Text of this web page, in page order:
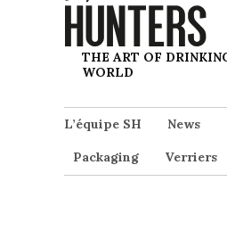
Spirits Hunters
THE ART OF
WORLD
L’équipe SH News
Packaging Verriers